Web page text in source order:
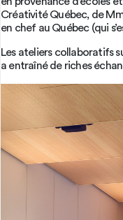
Créativité Québec, de
en chef au Québec (qui
Les ateliers collaboratifs
a entraîné de riches